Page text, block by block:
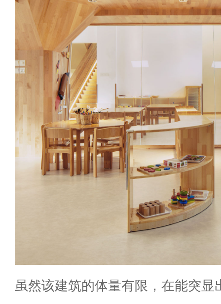
虽然该建筑的体量有限，在能突显